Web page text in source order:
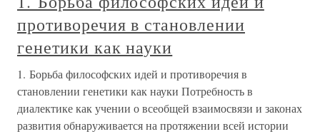
противоречия в становлении
генетики как науки
1. Борьба философских идей и противоречия в
становлении генетики как науки Потребность в
диалектике как учении о всеобщей взаимосвязи и законах
развития обнаруживается на протяжении всей истории